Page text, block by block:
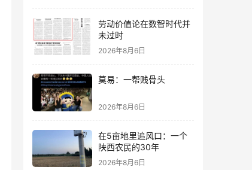
劳动价值论在数智时代并
未过时
2026年8月6日
莫易：一帮贱骨头
2026年8月6日
在5亩地里追风口：一个
陕西农民的30年
2026年8月6日